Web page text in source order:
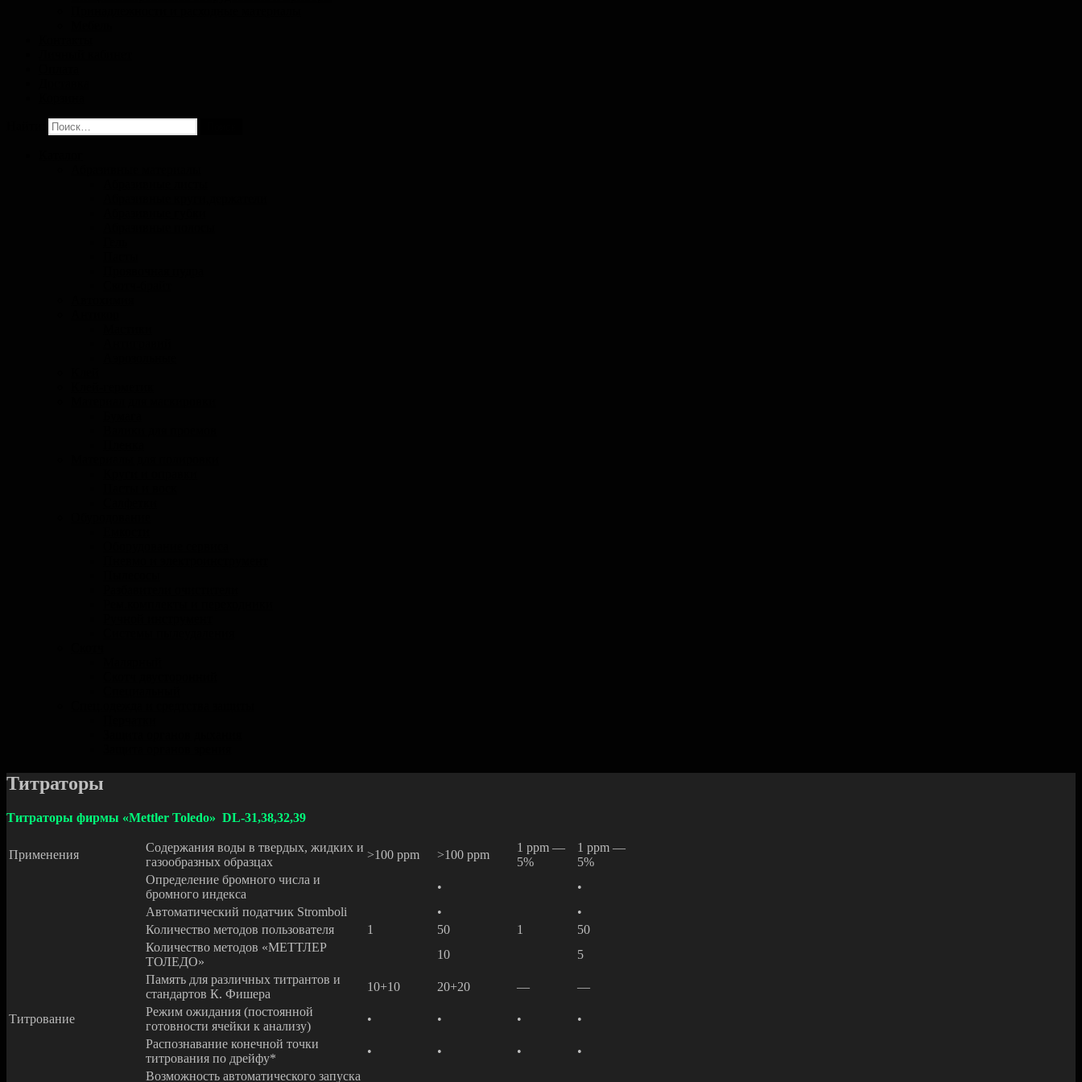
Титраторы
Титраторы фирмы «Mettler Toledo» DL-31,38,32,39
Применения
Содержания воды в твердых, жидких и
газообразных образцах
>100 ppm >100 ppm
1 ppm —
5%
1 ppm —
5%
Определение бромного числа и
бромного индекса
•
•
Автоматический податчик Stromboli
•
•
Количество методов пользователя
1 50 1
50
Количество методов «МЕТТЛЕР
ТОЛЕДО»
10
5
Память для различных титрантов и
стандартов К. Фишера
10+10 20+20 — —
Титрование
Режим ожидания (постоянной
готовности ячейки к анализу)
• • •
•
Распознавание конечной точки
титрования по дрейфу*
• • •
•
Возможность автоматического запуска